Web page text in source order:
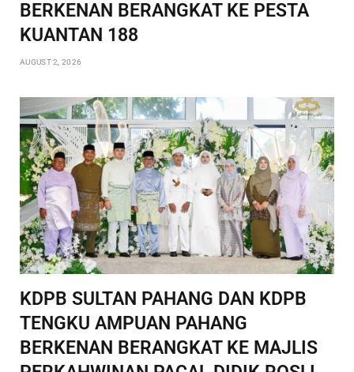
BERKENAN BERANGKAT KE PESTA
KUANTAN 188
AUGUST 2, 2026
KDPB SULTAN PAHANG DAN KDPB
TENGKU AMPUAN PAHANG
BERKENAN BERANGKAT KE MAJLIS